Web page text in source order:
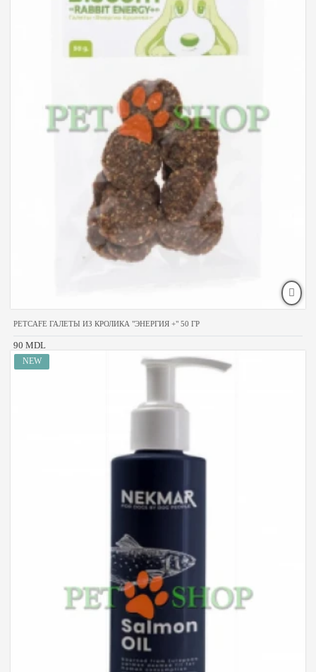
PETCAFE ГАЛЕТЫ ИЗ КРОЛИКА "ЭНЕРГИЯ +" 50 ГР
90 MDL